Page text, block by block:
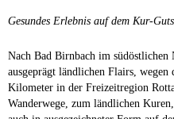
Gesundes Erlebnis auf dem Kur-
Nach Bad Birnbach im südöstlichen
ausgeprägt ländlichen Flairs,
Kilometer in der Freizeitregion
Wanderwege, zum ländlichen